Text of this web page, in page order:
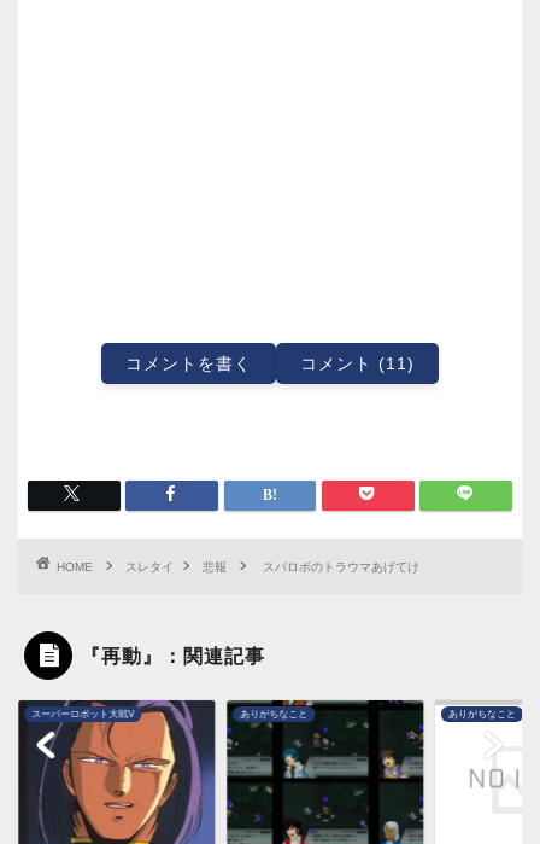
コメントを書く コメント (11)
HOME スレタイ 悲報 スパロボのトラウマあげてけ
『再動』：関連記事
ーロボット大戦V ありがちなこと ありがちなこと